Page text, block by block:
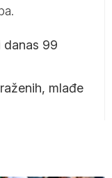
danas 99
mlađe